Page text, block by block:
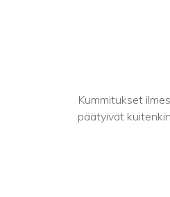
Kummitukset
päätyivät